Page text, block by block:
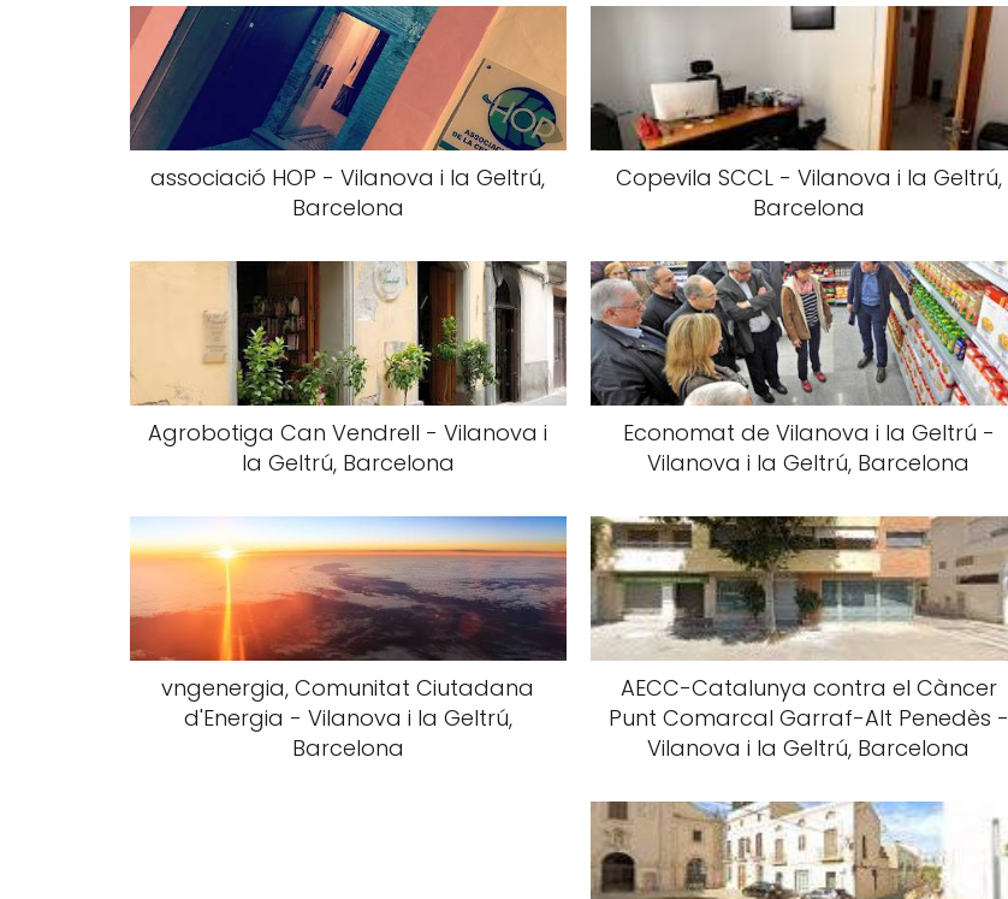
associació HOP - Vilanova i la Geltrú,
Barcelona
Copevila SCCL - Vilanova i la Geltrú,
Barcelona
Agrobotiga Can Vendrell - Vilanova i
la Geltrú, Barcelona
Economat de Vilanova i la Geltrú -
Vilanova i la Geltrú, Barcelona
vngenergia, Comunitat Ciutadana
d'Energia - Vilanova i la Geltrú,
Barcelona
AECC-Catalunya contra el Càncer
Punt Comarcal Garraf-Alt Penedès -
Vilanova i la Geltrú, Barcelona